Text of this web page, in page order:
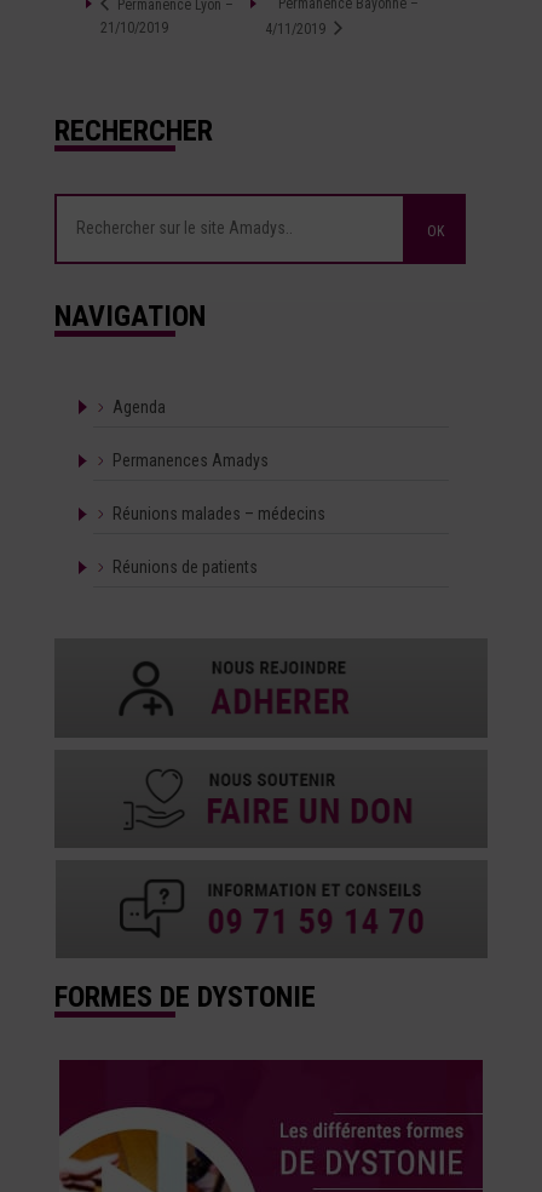
Permanence Lyon –
21/10/2019
Permanence Bayonne –
4/11/2019
RECHERCHER
NAVIGATION
Agenda
Permanences Amadys
Réunions malades – médecins
Réunions de patients
FORMES DE DYSTONIE